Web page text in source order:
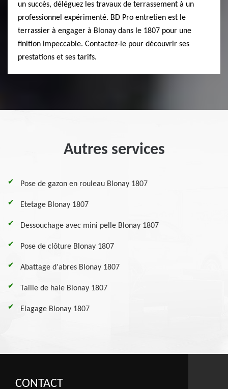
un succès, déléguez les travaux de terrassement à un
professionnel expérimenté. BD Pro entretien est le
terrassier à engager à Blonay dans le 1807 pour une
finition impeccable. Contactez-le pour découvrir ses
prestations et ses tarifs.
Autres services
Pose de gazon en rouleau Blonay 1807
Etetage Blonay 1807
Dessouchage avec mini pelle Blonay 1807
Pose de clôture Blonay 1807
Abattage d'abres Blonay 1807
Taille de haie Blonay 1807
Elagage Blonay 1807
CONTACT